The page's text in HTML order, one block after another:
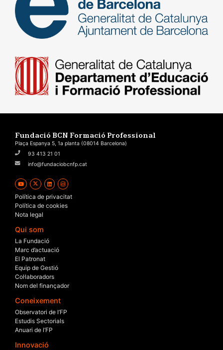
Fundació BCN Formació Professional
Plaça Espanya 5, 1a planta (08014 Barcelona)
93 413 21 01
info@fundaciobcnfp.cat
Política de privacitat
Política de cookies
Nota legal
Qui som
La Fundació
Marc d’actuació
El Patronat
Equip de Gestió
Col·laboradors
Nom del finançador
Coneixement
Observatori de l’FP
Estudis Sectorials
Anuari de l’FP
Innovació